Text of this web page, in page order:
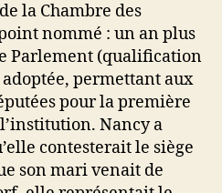
la Chambre des
nommé : un an plus
Parlement (qualification
permettant aux
pour la première
Nancy a
contesterait le siège
son mari venait de